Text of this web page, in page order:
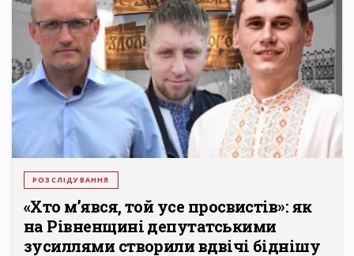
РОЗСЛІДУВАННЯ
«Хто м’явся, той усе просвистів»: як
на Рівненщині депутатськими
зусиллями створили вдвічі біднішу